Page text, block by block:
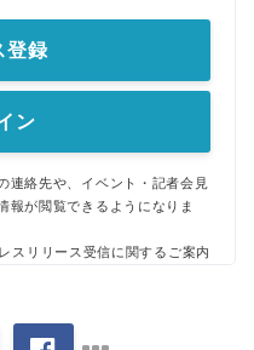
登録
ン
連絡先や、イベント・記者会見
報が閲覧できるようになりま
スリリース受信に関するご案内